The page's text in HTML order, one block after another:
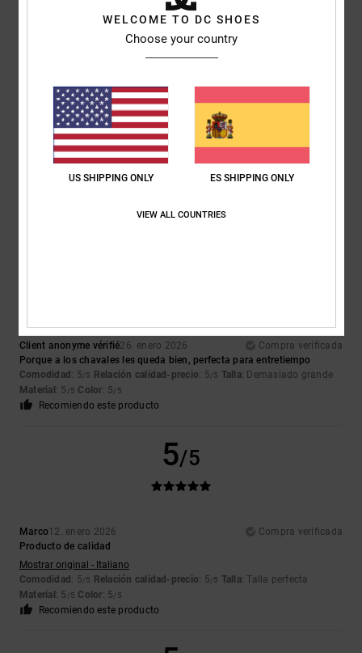
Relación calidad-precio
Talla
Demasiado pequeñoDemasiado grande
Material
Client anonyme vérifié26. enero 2026
Compra verificada
Porque a los chavales les queda bien, perfecta para entretiempo
Comodidad : 5/5 Relación calidad-precio: 5/5 Talla: Demasiado grande
Material : 5 /5 Color: 5/5
Recomiendo este producto
5/5
Marco12. enero 2026
Compra verificada
Producto de calidad
Mostrar original - Italiano
Comodidad : 5/5 Relación calidad-precio: 5/5 Talla: Talla perfecta
Material : 5 /5 Color: 5/5
Recomiendo este producto
WELCOME TO DC SHOES
Choose your country
US SHIPPING ONLY ES SHIPPING ONLY
VIEW ALL COUNTRIES